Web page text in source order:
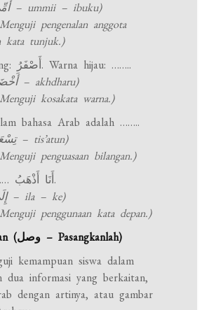
(Jawaban: أُمِّيْ – ummii – ibuku)
pengenalan anggota
kata tunjuk.)
Warna kuning: أَصْفَرُ. Warna hijau: ……..
(Jawaban: أَخْضَرُ – akhdharu)
kosakata warna.)
bahasa Arab adalah ……..
(Jawaban: تِسْعَةٌ – tis’atun)
penguasaan bilangan.)
أَنَا أَذْهَبُ …….. المَدْرَسَةِ.
(Jawaban: إِلَى – ila – ke)
penggunaan kata depan.)
III. Menjodohkan (وصل – Pasangkanlah)
kemampuan siswa dalam
dua informasi yang berkaitan,
dengan artinya, atau gambar